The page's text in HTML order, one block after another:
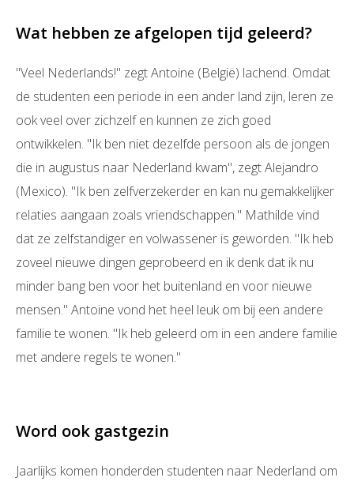
Wat hebben ze afgelopen tijd geleerd?
"Veel Nederlands!" zegt Antoine (België) lachend. Omdat
de studenten een periode in een ander land zijn, leren ze
ook veel over zichzelf en kunnen ze zich goed
ontwikkelen. "Ik ben niet dezelfde persoon als de jongen
die in augustus naar Nederland kwam", zegt Alejandro
(Mexico). "Ik ben zelfverzekerder en kan nu gemakkelijker
relaties aangaan zoals vriendschappen." Mathilde vind
dat ze zelfstandiger en volwassener is geworden. "Ik heb
zoveel nieuwe dingen geprobeerd en ik denk dat ik nu
minder bang ben voor het buitenland en voor nieuwe
mensen." Antoine vond het heel leuk om bij een andere
familie te wonen. "Ik heb geleerd om in een andere familie
met andere regels te wonen."
Word ook gastgezin
Jaarlijks komen honderden studenten naar Nederland om